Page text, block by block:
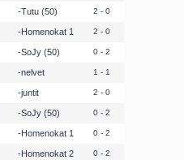
Tutu (50) 2 - 0
Homenokat 1 2 - 0
SoJy (50) 0 - 2
nelvet 1 - 1
juntit 2 - 0
SoJy (50) 0 - 2
Homenokat 1 0 - 2
Homenokat 2 0 - 2